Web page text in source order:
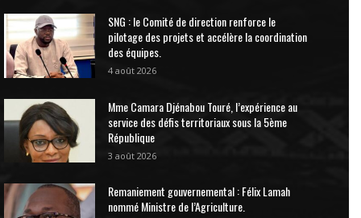
SNG : le Comité de direction renforce le
pilotage des projets et accélère la coordination
des équipes.
4 août 2026
Mme Camara Djénabou Touré, l’expérience au
service des défis territoriaux sous la 5ème
République
3 août 2026
Remaniement gouvernemental : Félix Lamah
nommé Ministre de l’Agriculture.